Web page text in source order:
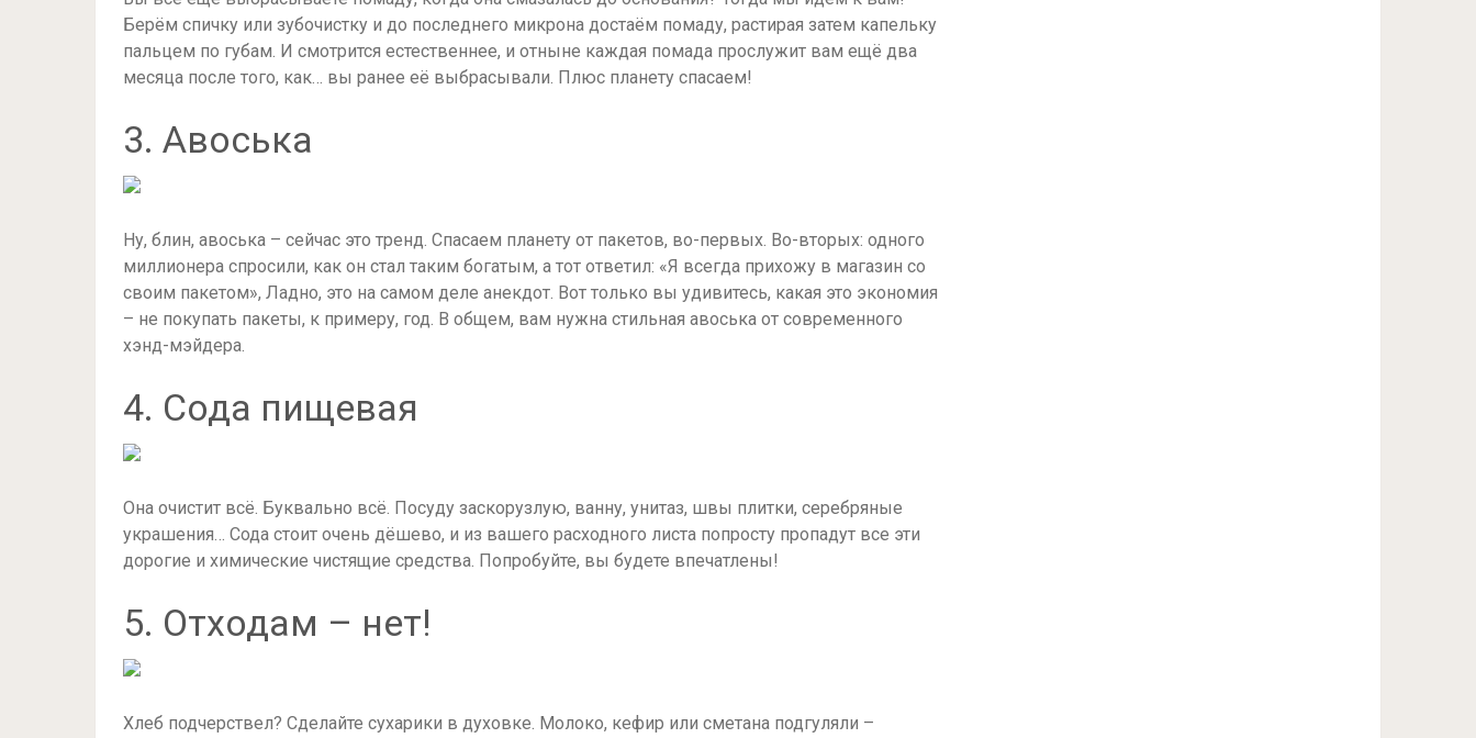
Берём спичку или зубочистку и до последнего микрона достаём помаду, растирая затем капельку
пальцем по губам. И смотрится естественнее, и отныне каждая помада прослужит вам ещё два
месяца после того, как… вы ранее её выбрасывали. Плюс планету спасаем!
3. Авоська
Ну, блин, авоська – сейчас это тренд. Спасаем планету от пакетов, во-первых. Во-вторых: одного
миллионера спросили, как он стал таким богатым, а тот ответил: «Я всегда прихожу в магазин со
своим пакетом», Ладно, это на самом деле анекдот. Вот только вы удивитесь, какая это экономия
– не покупать пакеты, к примеру, год. В общем, вам нужна стильная авоська от современного
хэнд-мэйдера.
4. Сода пищевая
Она очистит всё. Буквально всё. Посуду заскорузлую, ванну, унитаз, швы плитки, серебряные
украшения… Сода стоит очень дёшево, и из вашего расходного листа попросту пропадут все эти
дорогие и химические чистящие средства. Попробуйте, вы будете впечатлены!
5. Отходам – нет!
Хлеб подчерствел? Сделайте сухарики в духовке. Молоко, кефир или сметана подгуляли –